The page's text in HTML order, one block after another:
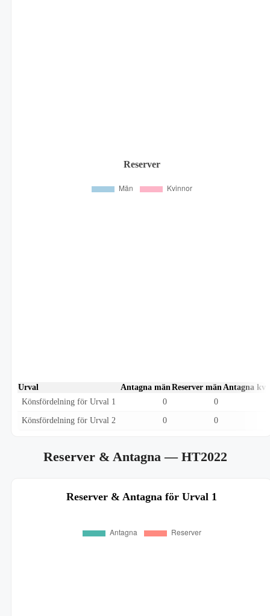
Reserver
Urval Antagna mänReserver mänAntagna
Könsfördelning för Urval 1
0 0
Könsfördelning för Urval 2 0 0
Reserver & Antagna— HT2022
Reserver & Antagna för Urval 1